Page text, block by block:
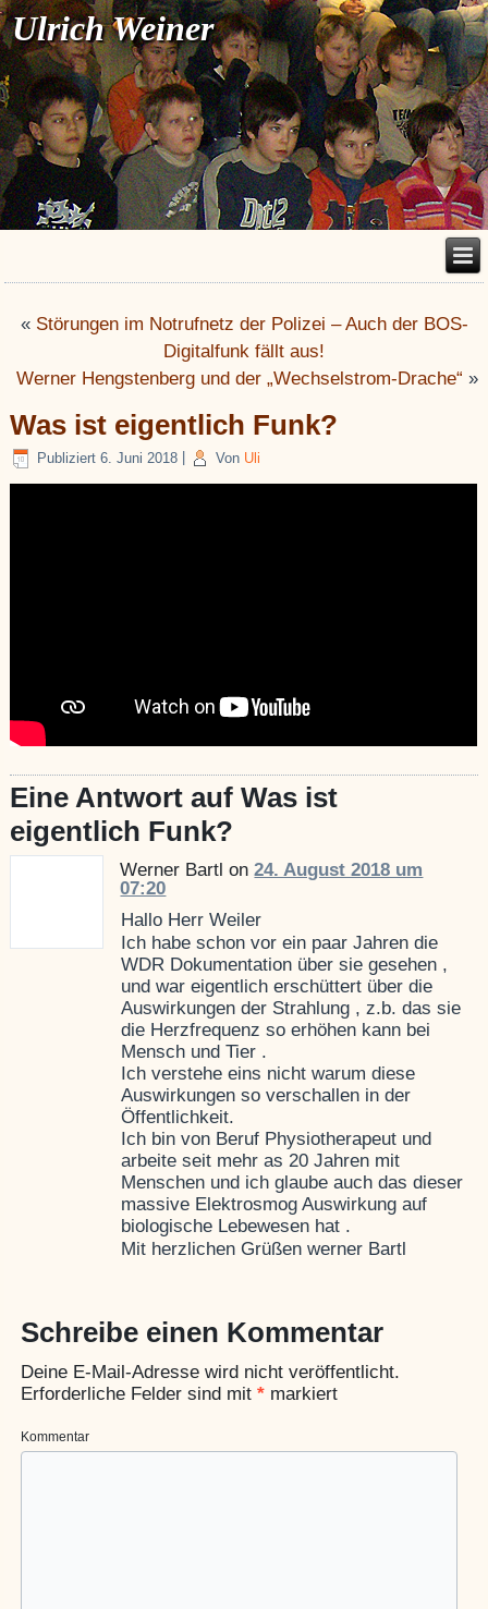
Ulrich Weiner
« Störungen im Notrufnetz der Polizei – Auch der BOS-
Digitalfunk fällt aus!
Werner Hengstenberg und der „Wechselstrom-Drache“ »
Was ist eigentlich Funk?
Publiziert 6. Juni 2018 Von Uli
Eine Antwort auf Was ist
eigentlich Funk?
Werner Bartl on24. August 2018 um
07:20
Hallo Herr Weiler
Ich habe schon vor ein paar Jahren die
WDR Dokumentation über sie gesehen ,
und war eigentlich erschüttert über die
Auswirkungen der Strahlung , z.b. das sie
die Herzfrequenz so erhöhen kann bei
Mensch und Tier .
Ich verstehe eins nicht warum diese
Auswirkungen so verschallen in der
Öffentlichkeit.
Ich bin von Beruf Physiotherapeut und
arbeite seit mehr as 20 Jahren mit
Menschen und ich glaube auch das dieser
massive Elektrosmog Auswirkung auf
biologische Lebewesen hat .
Mit herzlichen Grüßen werner Bartl
Schreibe einen Kommentar
Deine E-Mail-Adresse wird nicht veröffentlicht.
Erforderliche Felder sind mit* markiert
Kommentar